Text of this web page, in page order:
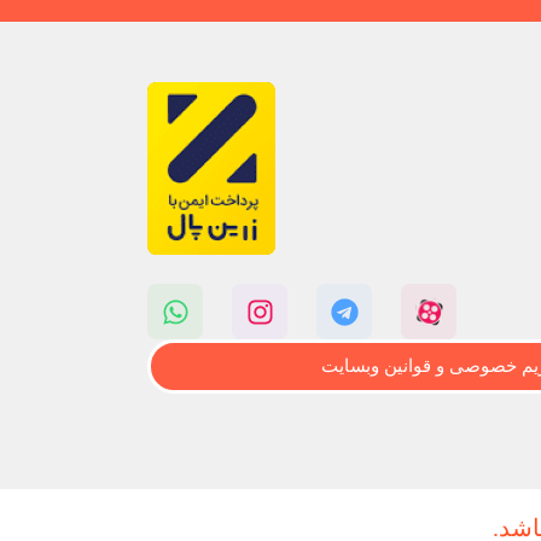
خصوصی و قوانین وبسایت